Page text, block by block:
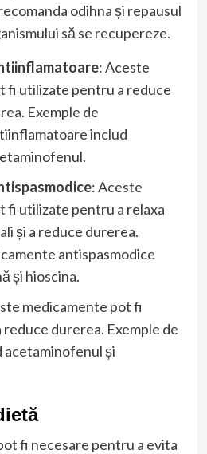
odihna și repausul
să se recupereze.
: Aceste
fi utilizate pentru a reduce
Exemple de
includ
: Aceste
fi utilizate pentru a relaxa
și a reduce durerea.
antispasmodice
și hioscina.
medicamente pot fi
durerea. Exemple de
acetaminofenul și
fi necesare pentru a evita